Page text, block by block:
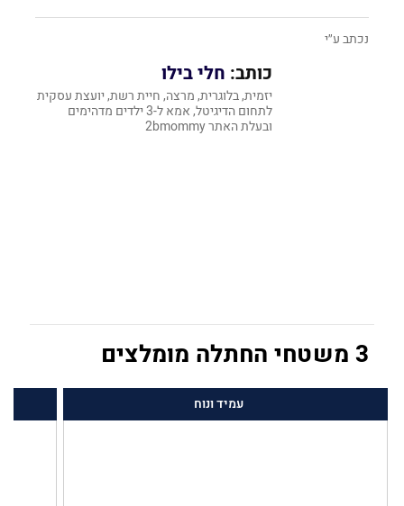
נכתב ע״י
כותב: חלי בילו
יזמית, בלוגרית, מרצה, חיית רשת, יועצת עסקית
לתחום הדיגיטל, אמא ל-3 ילדים מדהימים
ובעלת האתר 2bmommy
3 משטחי החתלה מומלצים
עמיד ונוח